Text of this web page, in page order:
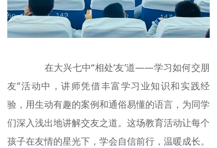
在大兴七中“相处‘友’道——学习如何交朋
友”活动中，讲师凭借丰富学习业知识和实践经
验，用生动有趣的案例和通俗易懂的语言，为同学
们深入浅出地讲解交友之道。这场教育活动让每个
孩子在友情的星光下，学会自信前行，温暖成长。